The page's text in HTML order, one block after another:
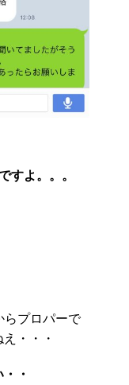
すよ。。。
らプロパーで
・・・
・